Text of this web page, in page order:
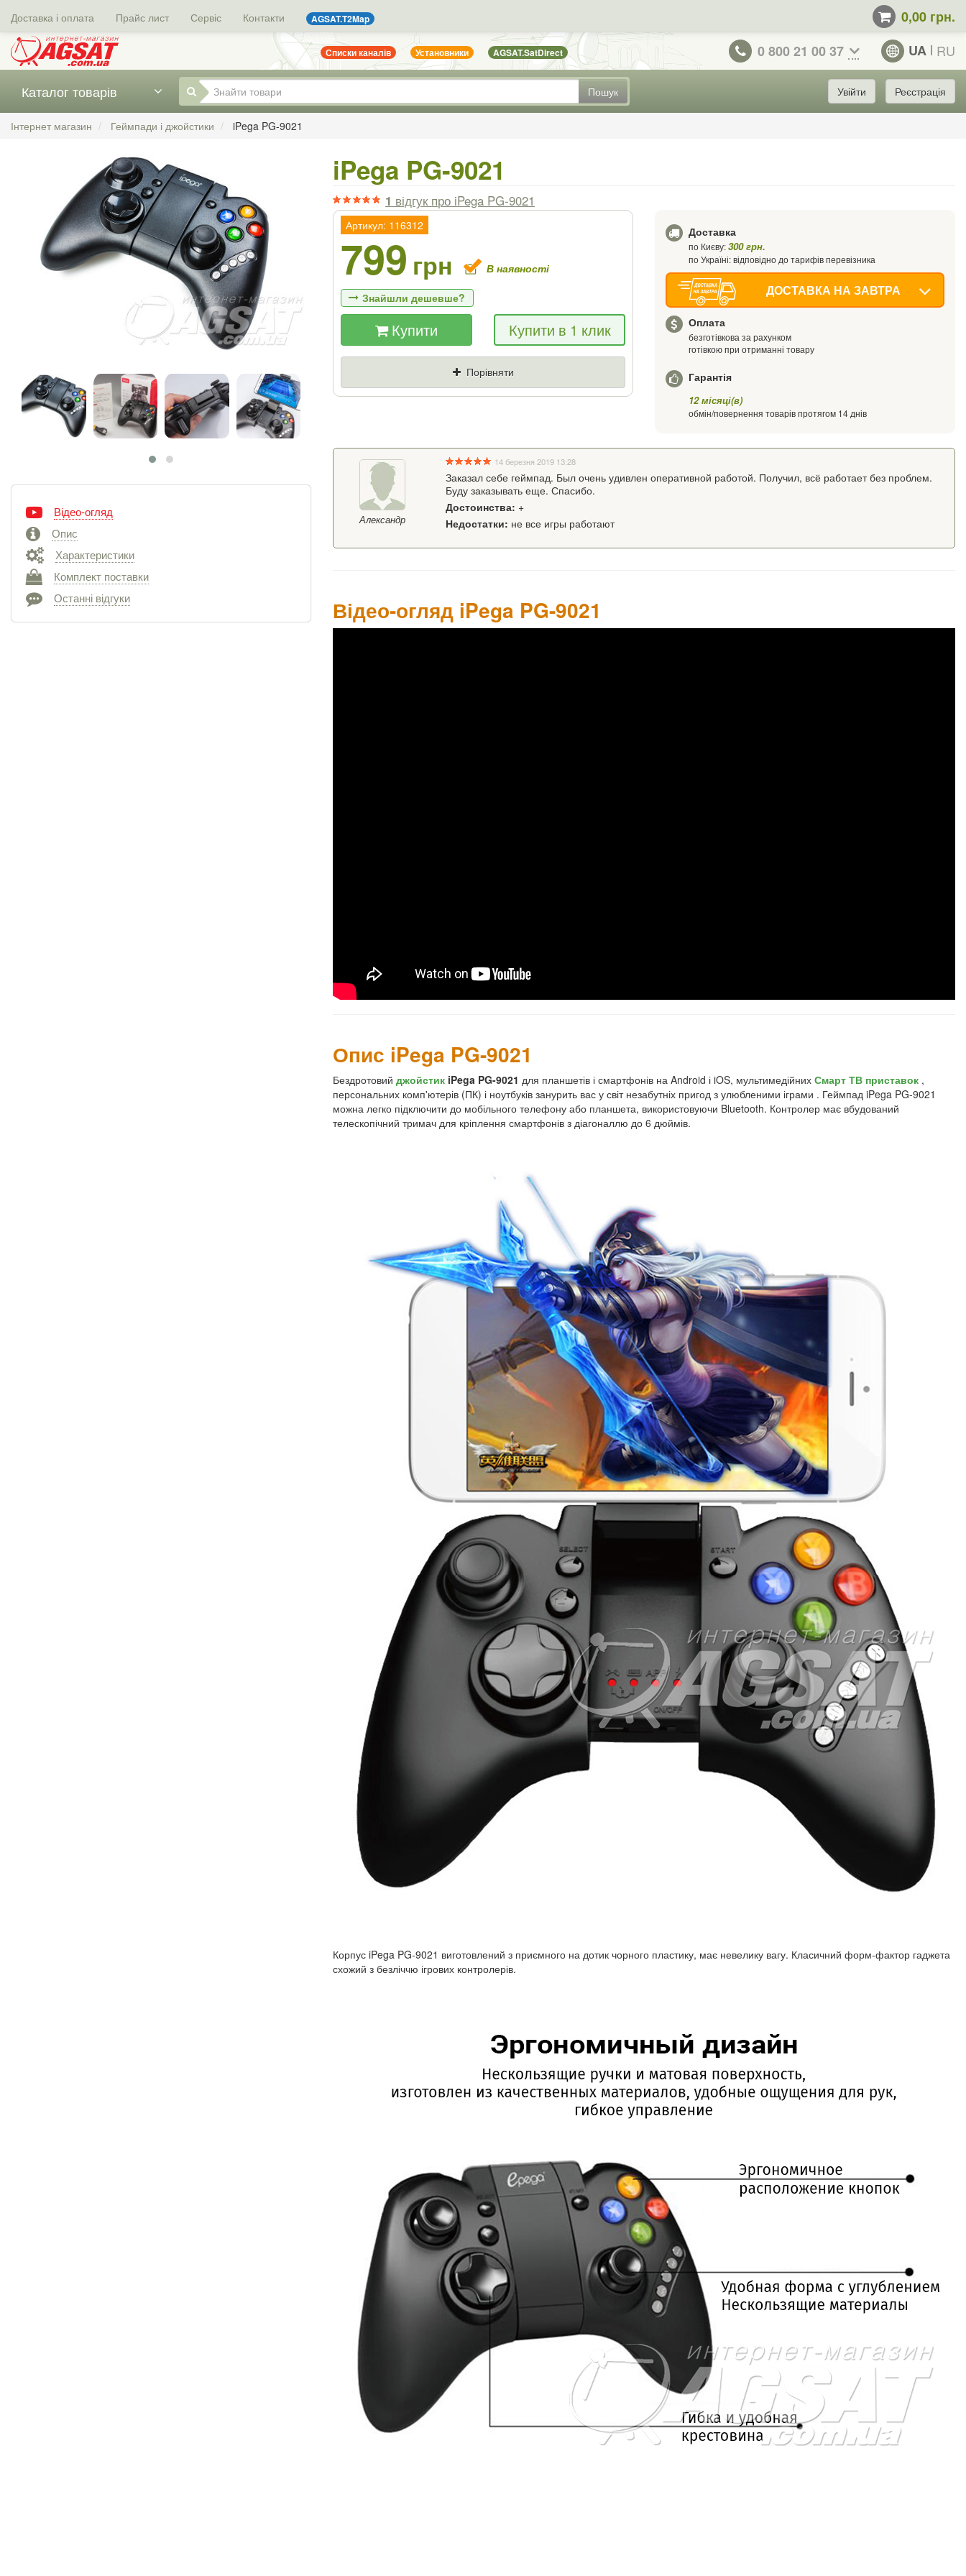
Доставка і оплата Прайс лист Сервіс Контакти AGSAT.T2Map 0,00 грн.
Списки каналів Установники AGSAT.SatDirect 0 800 21 00 37 UA RU
Пошук
Каталог товарів Увійти Реєстрація
Інтернет магазин Геймпади і джойстики iPega PG-9021
Відео-огляд
Опис
Характеристики
Комплект поставки
Останні відгуки
iPega PG-9021
1 відгук про iPega PG-9021
Артикул: 116312
799 грн В наявності
Знайшли дешевше?
Якщо Ви знайдете товар дешевше - ми
знизимо ціну і подаруємо % від різниці
Ціна
Де знайшли (Url
Купити Купити в 1 клик
Порівняти
Доставка
по Києву:300 грн.
по Україні: відповідно до тарифів перевізника
ДОСТАВКА НА ЗАВТРА
Оплата
безготівкова за рахунком
готівкою при отриманні товару
Гарантія
12 місяці(в)
обмін/повернення товарів протягом 14 днів
Александр
14 березня 2019 13:28
Заказал себе геймпад. Был очень удивлен оперативной работой. Получил, всё работает без проблем.
Буду заказывать еще. Спасибо.
Достоинства: +
Недостатки: не все игры работают
Відео-огляд iPega PG-9021
Опис iPega PG-9021
Бездротовий джойстик iPega PG-9021 для планшетів і смартфонів на Android і iOS, мультимедійних Смарт ТВ приставок ,
персональних комп'ютерів (ПК) і ноутбуків занурить вас у світ незабутніх пригод з улюбленими іграми . Геймпад iPega PG-9021
можна легко підключити до мобільного телефону або планшета, використовуючи Bluetooth. Контролер має вбудований
телескопічний тримач для кріплення смартфонів з діагоналлю до 6 дюймів.
Корпус iPega PG-9021 виготовлений з приємного на дотик чорного пластику, має невелику вагу. Класичний форм-фактор гаджета
схожий з безліччю ігрових контролерів.